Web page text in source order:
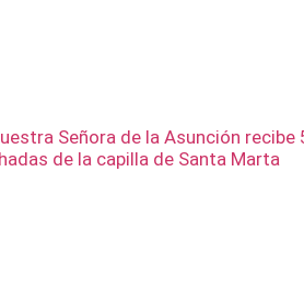
Señora de la Asunción
de la capilla de Santa Marta